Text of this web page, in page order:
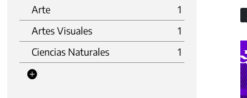
Arte
1
Artes Visuales
1
Ciencias Naturales
1